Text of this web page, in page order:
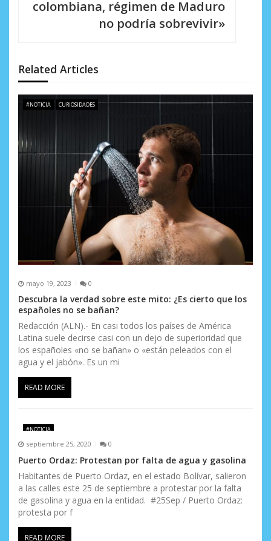
n
d
e
e
n
a
s
colombiana, régimen de Maduro
no podría sobrevivir»
Related Articles
#NOTICIA CURIOSIDADES
mayo 19, 2023 0
Descubra la verdad sobre este mito: ¿Es cierto que los
españoles no se bañan?
Redacción (ALN).- En casi todos los países de América
Latina suele decirse casi con un dejo de superioridad que
los españoles «no se bañan» o «están peleados con el
agua y el jabón». Es un mi
READ MORE
#NOTICIA
septiembre 25, 2020 0
Puerto Ordaz: Protestan por falta de agua y gasolina
Habitantes de Puerto Ordaz, en el estado Bolívar, salieron
a las calles este 25 de septiembre a protestar por la falta
de gasolina y agua en la entidad. #25Sep / Puerto Ordaz:
protesta por f
READ MORE